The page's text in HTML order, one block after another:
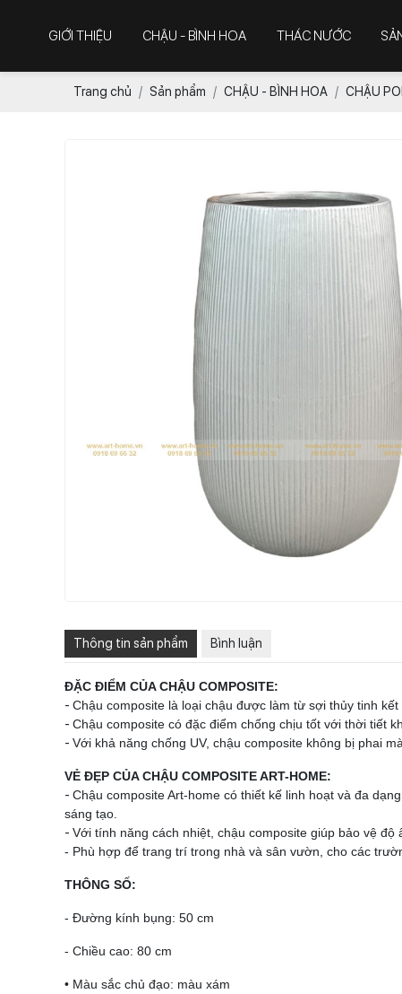
GIỚI THIỆU CHẬU - BÌNH HOA THÁC NƯỚC
Trang chủ Sản phẩm CHẬU - BÌNH HOA CHẬU
Thông tin sản phẩm Bình luận
ĐẶC ĐIỂM CỦA CHẬU COMPOSITE:
- Chậu composite là loại chậu được làm từ sợi thủy tinh
- Chậu composite có đặc điểm chống chịu tốt với thời tiết
- Với khả năng chống UV, chậu composite không bị phai
VẺ ĐẸP CỦA CHẬU COMPOSITE ART-HOME:
- Chậu composite Art-home có thiết kế linh hoạt và đa
sáng tạo.
- Với tính năng cách nhiệt, chậu composite giúp bảo vệ
- Phù hợp để trang trí trong nhà và sân vườn, cho các
THÔNG SỐ:
- Đường kính bụng: 50 cm
- Chiều cao: 80 cm
• Màu sắc chủ đạo: màu xám